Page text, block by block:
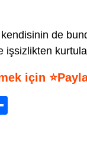
kendisinin de
işsizlikten
için